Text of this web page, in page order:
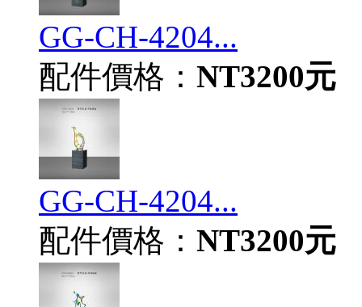
GG-CH-4204...
配件價格： NT3200元
GG-CH-4204...
配件價格： NT3200元